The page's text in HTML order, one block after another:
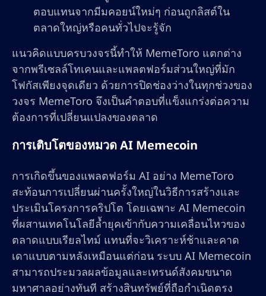
ตอบแทนจากมีมคอยน์ใหม่ๆ ก่อนถูกลิสต์ใน
ตลาดใหญ่หรือคนทั่วไปจะรู้จัก
แนวคิดแบบครบวงจรนี้ทำให้ MemeToro แตกต่าง
จากพรีเซลล์โทเคนและแพลตฟอร์มส่วนใหญ่ที่มัก
โฟกัสเพียงจุดเดียว ด้วยการปิดช่องว่างในทุกช่วงของ
วงจร MemeToro จึงเป็นคำตอบที่แข็งแกร่งต่อความ
ต้องการที่เปลี่ยนแปลงของตลาด
การเติบโตของหมวด AI Memecoin
การเกิดขึ้นของแพลตฟอร์ม AI อย่าง MemeToro
สะท้อนการเปลี่ยนผ่านครั้งใหญ่ในวิธีการสร้างและ
ประเมินโครงการคริปโต โดยเฉพาะ AI Memecoin
ที่ผสานเทคโนโลยีล้ำยุคเข้ากับความเคลื่อนไหวของ
ตลาดแบบเรียลไทม์ แทนที่จะวิเคราะห์ช้าและคาด
เดาแบบตามหลังเหมือนแต่ก่อน ระบบ AI Memecoin
สามารถประมวลผลข้อมูลและเทรนด์สังคมขนาด
มหาศาลอย่างทันที สร้างสินทรัพย์ที่ถือกำเนิดตรง